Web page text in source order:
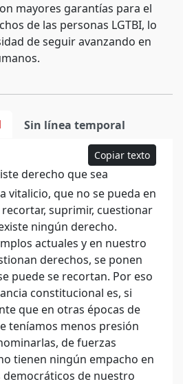
mayores garantías para el
de las personas LGTBI, lo
de seguir avanzando en
Sin línea temporal
Copiar texto
derecho que sea
vitalicio, que no se pueda en
suprimir, cuestionar
ningún derecho.
actuales y en nuestro
derechos, se ponen
puede se recortan. Por eso
constitucional es, si
que en otras épocas de
teníamos menos presión
de fuerzas
tienen ningún empacho en
democráticos de nuestro